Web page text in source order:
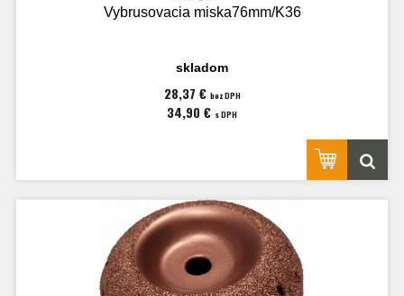
Vybrusovacia miska76mm/K36
skladom
28,37 € bez DPH
34,90 € s DPH